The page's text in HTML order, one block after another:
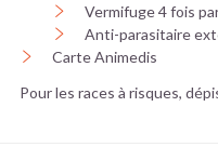
Vermifuge 4 fois
Anti-parasitaire
Carte Animedis
Pour les races à risques,